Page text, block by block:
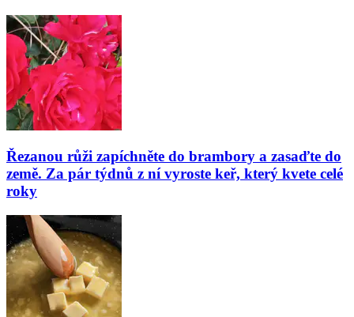
Řezanou růži zapíchněte do brambory a zasaďte do
země. Za pár týdnů z ní vyroste keř, který kvete celé
roky